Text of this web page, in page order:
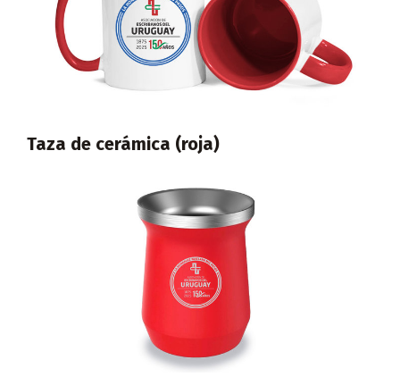
Taza de cerámica (roja)